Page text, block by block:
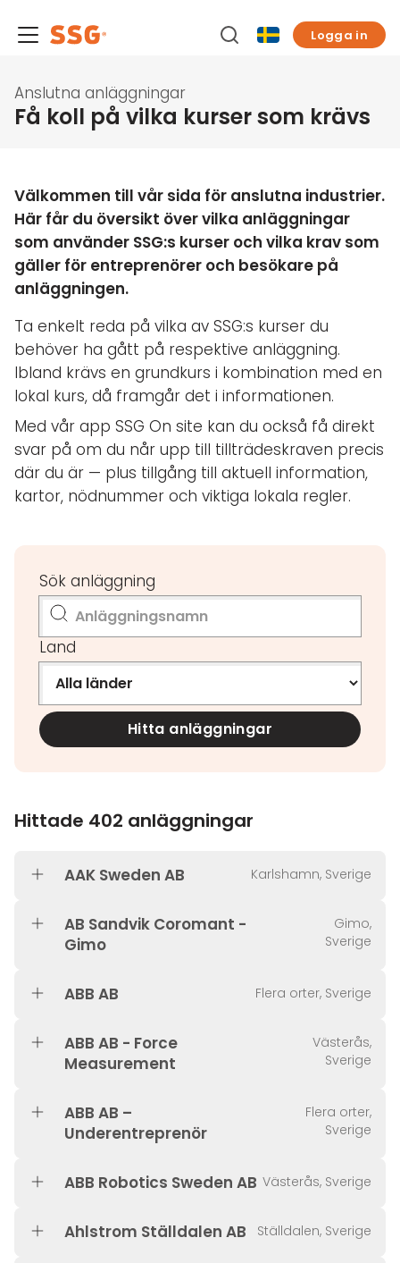
Logga in
Anslutna anläggningar
Få koll på vilka kurser som krävs
Välkommen till vår sida för anslutna industrier.
Här får du översikt över vilka anläggningar
som använder SSG:s kurser och vilka krav som
gäller för entreprenörer och besökare på
anläggningen.
Ta enkelt reda på vilka av SSG:s kurser du
behöver ha gått på respektive anläggning.
Ibland krävs en grundkurs i kombination med en
lokal kurs, då framgår det i informationen.
Med vår app SSG On site kan du också få direkt
svar på om du når upp till tillträdeskraven precis
där du är — plus tillgång till aktuell information,
kartor, nödnummer och viktiga lokala regler.
Sök anläggning
Land
Hitta anläggningar
Hittade 402 anläggningar
AAK Sweden AB Karlshamn, Sverige
AB Sandvik Coromant -
Gimo
Gimo,
Sverige
ABB AB Flera orter, Sverige
ABB AB - Force
Measurement
Västerås,
Sverige
ABB AB –
Underentreprenör
Flera orter,
Sverige
ABB Robotics Sweden AB Västerås, Sverige
Ahlstrom Ställdalen AB Ställdalen, Sverige